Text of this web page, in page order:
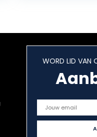
WORD LID VAN